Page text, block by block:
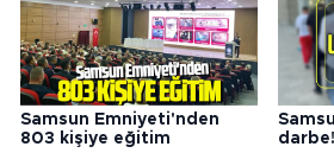
Samsun Emniyeti'nden
803 kişiye eğitim
darbe!